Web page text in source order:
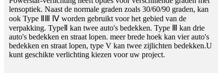
lensoptiek. Naast de normale graden zoals 30/60/90 graden, kan
ook Type ⅡⅢ Ⅳ worden gebruikt voor het gebied van de
verpakking. TypeⅡ kan twee auto's bedekken. Type Ⅲ kan drie
auto's bedekken en straat lopen. meer brede hoek kan vier auto's
bedekken en straat lopen, type V kan twee zijlichten bedekken.U
kunt geschikte verlichting kiezen voor uw project.